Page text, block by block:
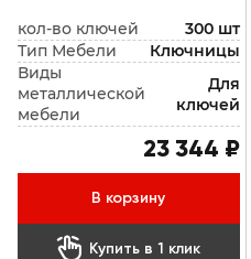
кол-во ключей
300 шт
Тип Мебели
Ключницы
Виды
металлической
мебели
Для
ключей
23 344 ₽
В корзину
 Купить в 1 клик